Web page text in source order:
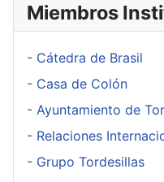
Miembros
- Cátedra de Brasil
- Casa de Colón
- Ayuntamiento de
- Relaciones
- Grupo Tordesillas